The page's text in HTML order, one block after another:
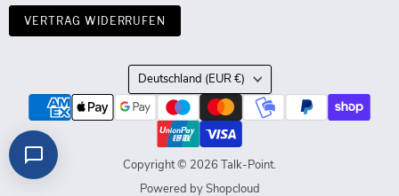
VERTRAG WIDERRUFEN
Land
Deutschland (EUR €)
Copyright © 2026 Talk-Point.
Powered by Shopcloud